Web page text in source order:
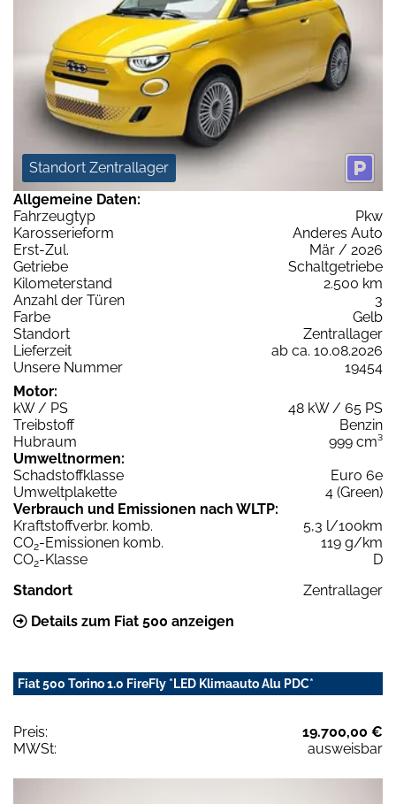
Standort Zentrallager
Allgemeine Daten:
Fahrzeugtyp
Pkw
Karosserieform
Anderes Auto
Erst-Zul.
Mär / 2026
Getriebe
Schaltgetriebe
Kilometerstand
2.500 km
Anzahl der Türen
3
Farbe
Gelb
Standort
Zentrallager
Lieferzeit
ab ca. 10.08.2026
Unsere Nummer
19454
Motor:
kW / PS
48 kW / 65 PS
Treibstoff
Benzin
Hubraum
999 cm³
Umweltnormen:
Schadstoffklasse
Euro 6e
Umweltplakette
4 (Green)
Verbrauch und Emissionen nach WLTP:
Kraftstoffverbr. komb.
5,3 l/100km
CO2-Emissionen komb.
119 g/km
CO2-Klasse
D
Standort
Zentrallager
Details zum Fiat 500 anzeigen
Fiat 500 Torino 1.0 FireFly *LED Klimaauto Alu PDC*
Preis:
19.700,00 €
MWSt:
ausweisbar